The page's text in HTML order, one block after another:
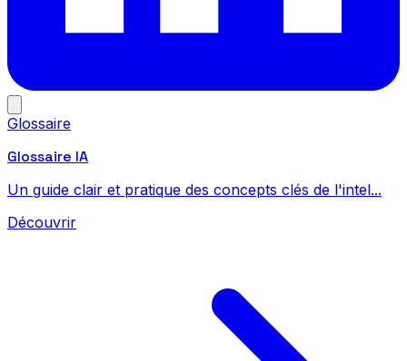
Glossaire
Glossaire IA
Un guide clair et pratique des concepts clés de l'intel...
Découvrir